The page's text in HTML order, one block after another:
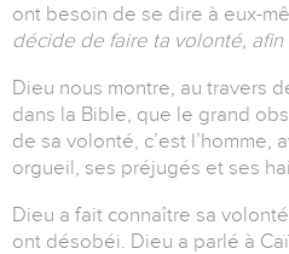
ont besoin de se dire à eux-
décide de faire ta volonté,
Dieu nous montre, au travers
dans la Bible, que le grand
de sa volonté, c’est l’homme,
orgueil, ses préjugés et ses
Dieu a fait connaître sa
ont désobéi. Dieu a parlé à